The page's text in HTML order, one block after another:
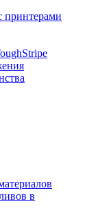
принтерами
в